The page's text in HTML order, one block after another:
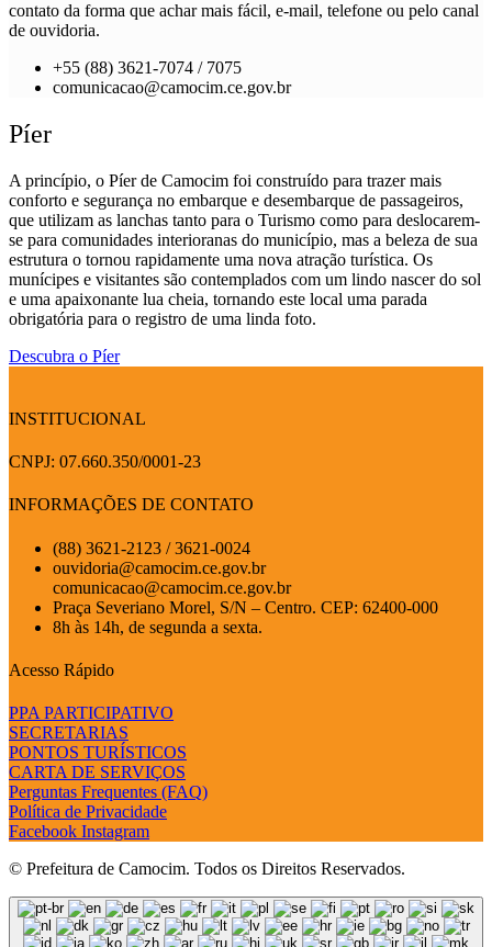
contato da forma que achar mais fácil, e-mail, telefone ou pelo canal
de ouvidoria.
+55 (88) 3621-7074 / 7075
comunicacao@camocim.ce.gov.br
Píer
A princípio, o Píer de Camocim foi construído para trazer mais
conforto e segurança no embarque e desembarque de passageiros,
que utilizam as lanchas tanto para o Turismo como para deslocarem-
se para comunidades interioranas do município, mas a beleza de sua
estrutura o tornou rapidamente uma nova atração turística. Os
munícipes e visitantes são contemplados com um lindo nascer do sol
e uma apaixonante lua cheia, tornando este local uma parada
obrigatória para o registro de uma linda foto.
Descubra o Píer
INSTITUCIONAL
CNPJ: 07.660.350/0001-23
INFORMAÇÕES DE CONTATO
(88) 3621-2123 / 3621-0024
ouvidoria@camocim.ce.gov.br
comunicacao@camocim.ce.gov.br
Praça Severiano Morel, S/N – Centro. CEP: 62400-000
8h às 14h, de segunda a sexta.
Acesso Rápido
PPA PARTICIPATIVO
SECRETARIAS
PONTOS TURÍSTICOS
CARTA DE SERVIÇOS
Perguntas Frequentes (FAQ)
Política de Privacidade
Facebook Instagram
© Prefeitura de Camocim. Todos os Direitos Reservados.